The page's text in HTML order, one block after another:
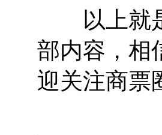
以上就
部内容，相
迎关注商票